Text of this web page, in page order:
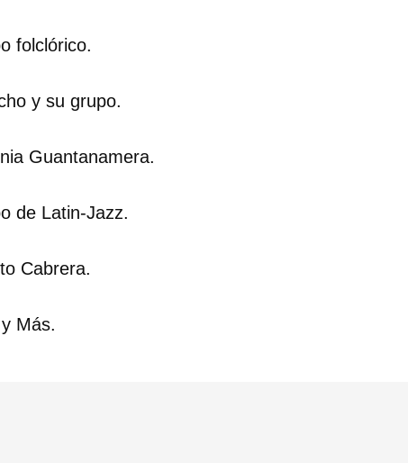
folclórico.
y su grupo.
Guantanamera.
de Latin-Jazz.
Cabrera.
Más.